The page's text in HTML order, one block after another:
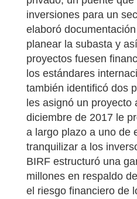
inversiones para un
elaboró
planear la subasta y
proyectos fuesen
los estándares
también identificó dos
les asignó un proyecto
diciembre de 2017 le
a largo plazo a uno de
tranquilizar a los
BIRF estructuró una
millones en respaldo
el riesgo financiero de